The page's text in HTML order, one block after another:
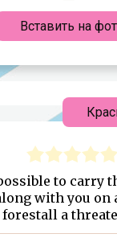
Вставить на
to carry
with you on
forestall a